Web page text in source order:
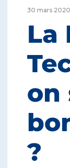
30 mars 2020
La
on
?